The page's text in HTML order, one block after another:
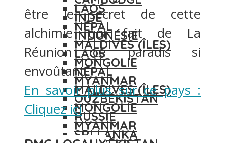
LAOS
NÉPAL
MALDIVES (ÎLES)
MONGOLIE
MYANMAR
OUZBÉKISTAN
RUSSIE
SRI LANKA
INDE
INDONÉSIE
LAOS
NÉPAL
MALDIVES (ÎLES)
MONGOLIE
MYANMAR
être le secret de cette
alchimie qui fait de La
Réunion ce paradis si
envoûtant.
En savoir plus sur ce pays :
Cliquez ici